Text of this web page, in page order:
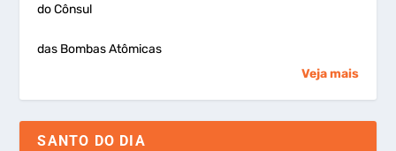
do Cônsul
das Bombas Atômicas
Veja mais
SANTO DO DIA